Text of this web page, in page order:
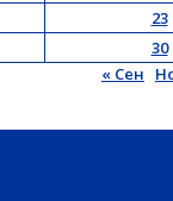
23
30
« Сен